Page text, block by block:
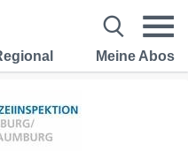
Meine Abos